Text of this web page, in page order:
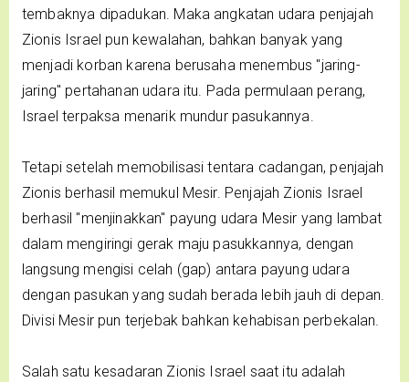
tembaknya dipadukan. Maka angkatan udara penjajah
Zionis Israel pun kewalahan, bahkan banyak yang
menjadi korban karena berusaha menembus "jaring-
jaring" pertahanan udara itu. Pada permulaan perang,
Israel terpaksa menarik mundur pasukannya.
Tetapi setelah memobilisasi tentara cadangan, penjajah
Zionis berhasil memukul Mesir. Penjajah Zionis Israel
berhasil "menjinakkan" payung udara Mesir yang lambat
dalam mengiringi gerak maju pasukkannya, dengan
langsung mengisi celah (gap) antara payung udara
dengan pasukan yang sudah berada lebih jauh di depan.
Divisi Mesir pun terjebak bahkan kehabisan perbekalan.
Salah satu kesadaran Zionis Israel saat itu adalah